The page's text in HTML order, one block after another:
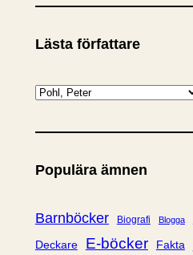
Lästa författare
K
t
g
r
Populära ämnen
Barnböcker Biografi Blogga
Deckare E-böcker Fakta